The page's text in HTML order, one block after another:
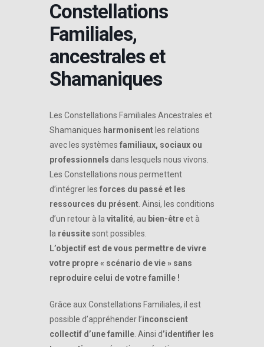
Constellations
Familiales,
ancestrales et
Shamaniques
Les Constellations Familiales Ancestrales et
Shamaniques harmonisent les relations
avec les systèmes familiaux, sociaux ou
professionnels dans lesquels nous vivons.
Les Constellations nous permettent
d’intégrer les forces du passé et les
ressources du présent . Ainsi, les conditions
d’un retour à la vitalité, au bien-êtreet à
la réussitesont possibles.
L’objectif est de vous permettre de vivre
votre propre « scénario de vie » sans
reproduire celui de votre famille !
Grâce aux Constellations Familiales, il est
possible d’appréhender l’inconscient
collectif d’une famille . Ainsi d’identifier les